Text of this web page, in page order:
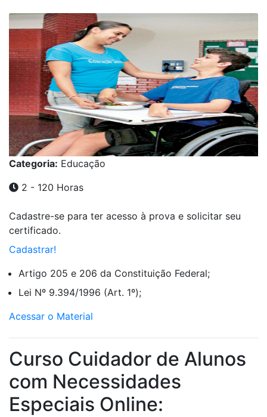
Categoria: Educação
2 - 120 Horas
Cadastre-se para ter acesso à prova e solicitar seu
certificado.
Cadastrar!
Artigo 205 e 206 da Constituição Federal;
Lei Nº 9.394/1996 (Art. 1º);
Acessar o Material
Curso Cuidador de Alunos
com Necessidades
Especiais Online: